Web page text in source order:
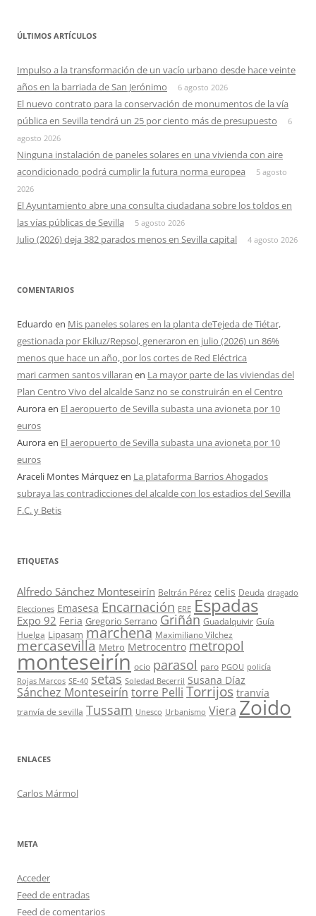
ÚLTIMOS ARTÍCULOS
Impulso a la transformación de un vacío urbano desde hace veinte
años en la barriada de San Jerónimo
6 agosto 2026
El nuevo contrato para la conservación de monumentos de la vía
pública en Sevilla tendrá un 25 por ciento más de presupuesto
6
agosto 2026
Ninguna instalación de paneles solares en una vivienda con aire
acondicionado podrá cumplir la futura norma europea
5 agosto
2026
El Ayuntamiento abre una consulta ciudadana sobre los toldos en
las vías públicas de Sevilla
5 agosto 2026
Julio (2026) deja 382 parados menos en Sevilla capital 4 agosto 2026
COMENTARIOS
Eduardo en Mis paneles solares en la planta deTejeda de Tiétar,
gestionada por Ekiluz/Repsol, generaron en julio (2026) un 86%
menos que hace un año, por los cortes de Red Eléctrica
mari carmen santos villaran en La mayor parte de las viviendas del
Plan Centro Vivo del alcalde Sanz no se construirán en el Centro
Auroraen El aeropuerto de Sevilla subasta una avioneta por 10
euros
Auroraen El aeropuerto de Sevilla subasta una avioneta por 10
euros
Araceli Montes Márquezen La plataforma Barrios Ahogados
subraya las contradicciones del alcalde con los estadios del Sevilla
F.C. y Betis
ETIQUETAS
Alfredo Sánchez Monteseirín Beltrán Pérez celis Deuda dragado
Elecciones Emasesa Encarnación ERE Espadas
Expo 92 Feria Gregorio Serrano Griñán Guadalquivir Guía
Huelga Lipasam marchena Maximiliano Vílchez
mercasevilla Metro Metrocentro metropol
monteseirín ocio parasol paro PGOU policía
Rojas Marcos SE-40 setas Soledad Becerril Susana Díaz
Sánchez Monteseirín torre Pelli Torrijos tranvía
tranvía de sevilla Tussam Unesco Urbanismo Viera Zoido
ENLACES
Carlos Mármol
META
Acceder
Feed de entradas
Feed de comentarios